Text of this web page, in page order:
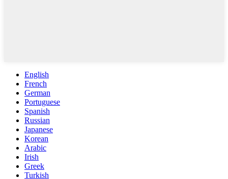
English
French
German
Portuguese
Spanish
Russian
Japanese
Korean
Arabic
Irish
Greek
Turkish